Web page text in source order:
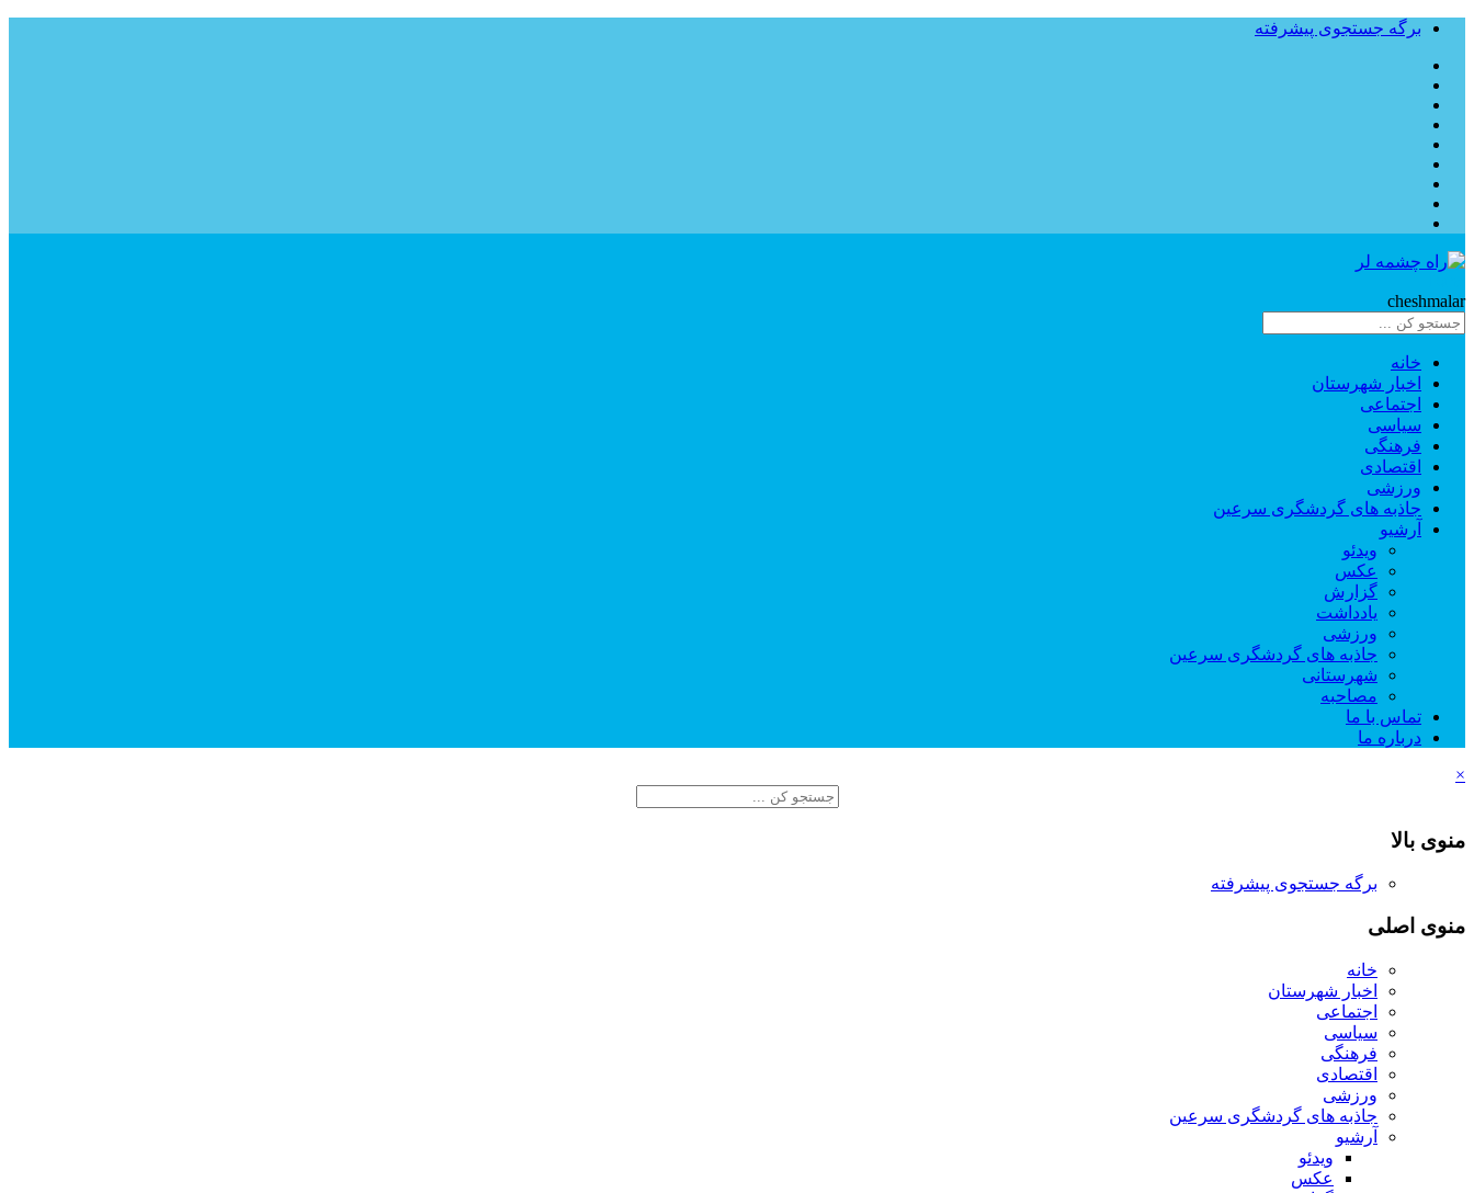
برگه جستجوی پیشرفته
cheshmalar
خانه
اخبار شهرستان
اجتماعی
سیاسی
فرهنگی
اقتصادی
ورزشی
جاذبه های گردشگری سرعین
آرشیو
ویدئو
عکس
گزارش
یادداشت
ورزشی
جاذبه های گردشگری سرعین
شهرستانی
مصاحبه
تماس با ما
درباره ما
×
منوی بالا
برگه جستجوی پیشرفته
منوی اصلی
خانه
اخبار شهرستان
اجتماعی
سیاسی
فرهنگی
اقتصادی
ورزشی
جاذبه های گردشگری سرعین
آرشیو
ویدئو
عکس